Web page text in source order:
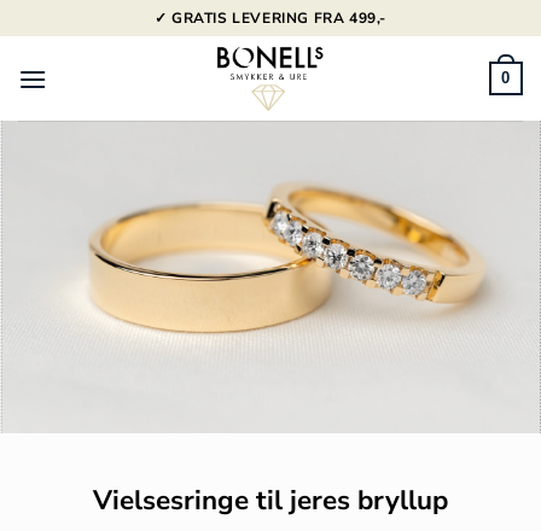
til
indhold
✓ GRATIS LEVERING FRA 499,-
0
Vielsesringe til jeres bryllup